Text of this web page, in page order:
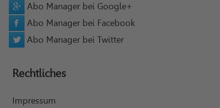
Abo Manager bei Google+
Abo Manager bei Facebook
Abo Manager bei Twitter
Rechtliches
Impressum